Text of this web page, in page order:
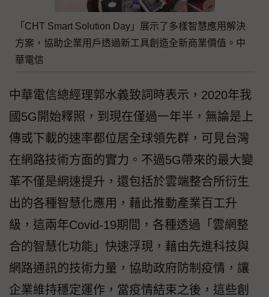
「CHT Smart Solution Day」展示了多樣智慧應用解決
方案，協助企業用戶透過新工具創造全新商業價值。中
華電信
中華電信總經理郭水義致詞時表示，2020年我
國5G開始釋照，到現在僅過一年半，無論是上
傳或下載的速率都位居全球領先群，可見台灣
在網路技術方面的實力。不過5G帶來的最大變
革不僅是網速提升，還包括於雲端整合所衍生
出的各種智慧化應用，藉此推動產業百工升
級，這兩年Covid-19期間，各種透過「雲網整
合的智慧化功能」快速浮現，藉由先進科技與
網路通訊的技術力量，協助政府防制疫情，讓
企業維持穩定運作，當疫情結束之後，這些創